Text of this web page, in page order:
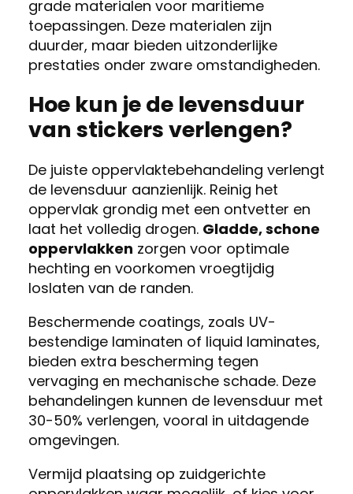
grade materialen voor maritieme
toepassingen. Deze materialen zijn
duurder, maar bieden uitzonderlijke
prestaties onder zware omstandigheden.
Hoe kun je de levensduur
van stickers verlengen?
De juiste oppervlaktebehandeling verlengt
de levensduur aanzienlijk. Reinig het
oppervlak grondig met een ontvetter en
laat het volledig drogen. Gladde, schone
oppervlakken zorgen voor optimale
hechting en voorkomen vroegtijdig
loslaten van de randen.
Beschermende coatings, zoals UV-
bestendige laminaten of liquid laminates,
bieden extra bescherming tegen
vervaging en mechanische schade. Deze
behandelingen kunnen de levensduur met
30-50% verlengen, vooral in uitdagende
omgevingen.
Vermijd plaatsing op zuidgerichte